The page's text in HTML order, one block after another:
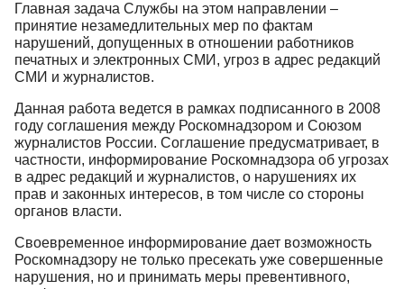
Главная задача Службы на этом направлении –
принятие незамедлительных мер по фактам
нарушений, допущенных в отношении работников
печатных и электронных СМИ, угроз в адрес редакций
СМИ и журналистов.
Данная работа ведется в рамках подписанного в 2008
году соглашения между Роскомнадзором и Союзом
журналистов России. Соглашение предусматривает, в
частности, информирование Роскомнадзора об угрозах
в адрес редакций и журналистов, о нарушениях их
прав и законных интересов, в том числе со стороны
органов власти.
Своевременное информирование дает возможность
Роскомнадзору не только пресекать уже совершенные
нарушения, но и принимать меры превентивного,